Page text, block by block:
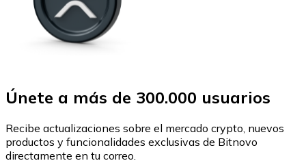
Únete a más de 300.000 usuarios
Recibe actualizaciones sobre el mercado crypto, nuevos
productos y funcionalidades exclusivas de Bitnovo
directamente en tu correo.